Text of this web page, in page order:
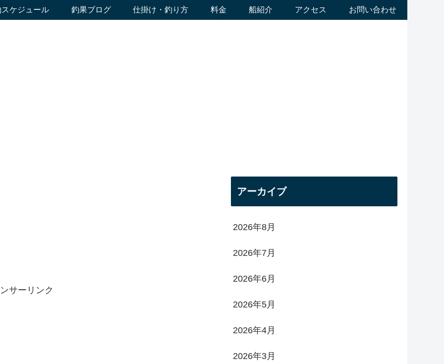
ケジュール 釣果ブログ 仕掛け・釣り方 料金 船紹介 アクセス お問い合わせ
サーリンク
アーカイブ
2026年8月
2026年7月
2026年6月
2026年5月
2026年4月
2026年3月